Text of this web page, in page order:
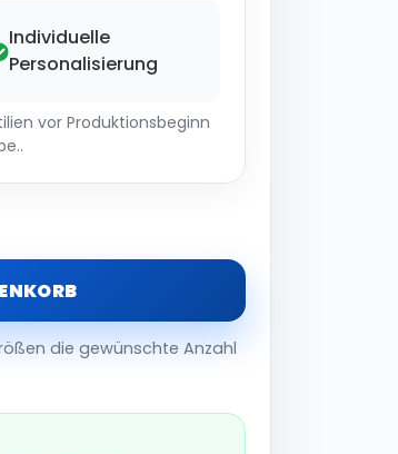
Individuelle
Personalisierung
vor Produktionsbeginn
die gewünschte Anzahl